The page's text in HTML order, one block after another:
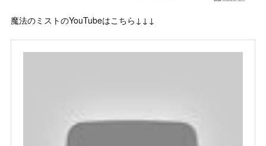
魔法のミストのYouTubeはこちら↓↓↓